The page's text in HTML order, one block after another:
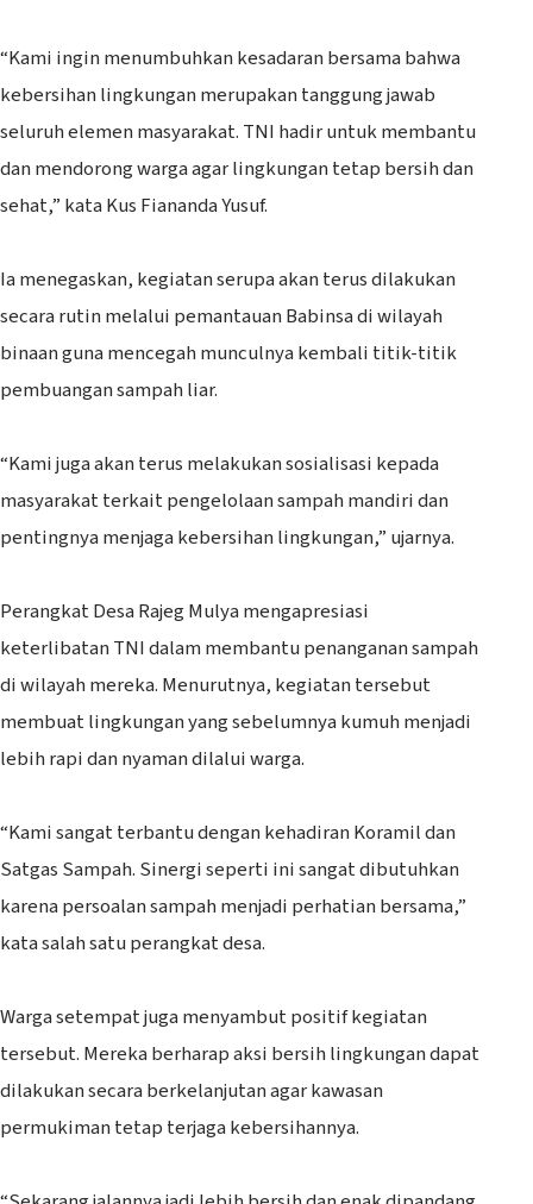
‎“Kami ingin menumbuhkan kesadaran bersama bahwa
kebersihan lingkungan merupakan tanggung jawab
seluruh elemen masyarakat. TNI hadir untuk membantu
dan mendorong warga agar lingkungan tetap bersih dan
sehat,” kata Kus Fiananda Yusuf.
‎Ia menegaskan, kegiatan serupa akan terus dilakukan
secara rutin melalui pemantauan Babinsa di wilayah
binaan guna mencegah munculnya kembali titik-titik
pembuangan sampah liar.
‎“Kami juga akan terus melakukan sosialisasi kepada
masyarakat terkait pengelolaan sampah mandiri dan
pentingnya menjaga kebersihan lingkungan,” ujarnya.
‎Perangkat Desa Rajeg Mulya mengapresiasi
keterlibatan TNI dalam membantu penanganan sampah
di wilayah mereka. Menurutnya, kegiatan tersebut
membuat lingkungan yang sebelumnya kumuh menjadi
lebih rapi dan nyaman dilalui warga.
‎“Kami sangat terbantu dengan kehadiran Koramil dan
Satgas Sampah. Sinergi seperti ini sangat dibutuhkan
karena persoalan sampah menjadi perhatian bersama,”
kata salah satu perangkat desa.
‎Warga setempat juga menyambut positif kegiatan
tersebut. Mereka berharap aksi bersih lingkungan dapat
dilakukan secara berkelanjutan agar kawasan
permukiman tetap terjaga kebersihannya.